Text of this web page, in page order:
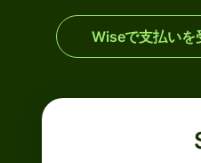
Wiseで支払いを